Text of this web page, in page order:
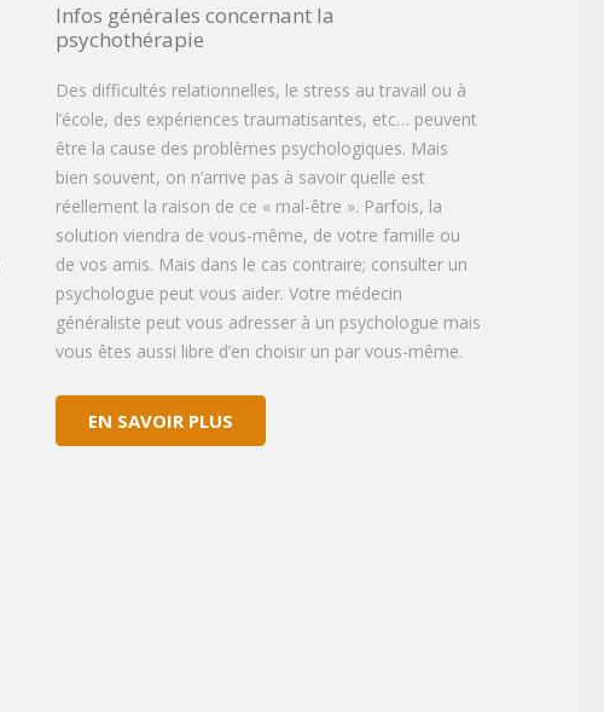
Infos générales concernant la
psychothérapie
Des difficultés relationnelles, le stress au travail ou à
l’école, des expériences traumatisantes, etc… peuvent
être la cause des problèmes psychologiques. Mais
bien souvent, on n’arrive pas à savoir quelle est
réellement la raison de ce « mal-être ». Parfois, la
solution viendra de vous-même, de votre famille ou
de vos amis. Mais dans le cas contraire; consulter un
psychologue peut vous aider. Votre médecin
généraliste peut vous adresser à un psychologue mais
vous êtes aussi libre d’en choisir un par vous-même.
EN SAVOIR PLUS